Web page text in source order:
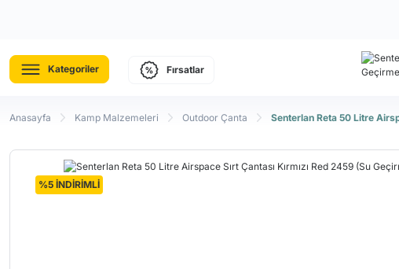
Kategoriler Fırsatlar
Anasayfa Kamp Malzemeleri Outdoor Çanta Senterlan Reta 50 Litre
%5 İNDİRİMLİ